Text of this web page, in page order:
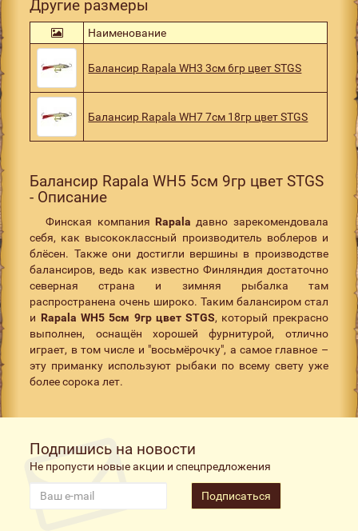
Другие размеры
Наименование
Балансир Rapala WH3 3см 6гр цвет STGS
Балансир Rapala WH7 7см 18гр цвет STGS
Балансир Rapala WH5 5см 9гр цвет STGS
- Описание
Финская компания Rapala давно зарекомендовала
себя, как высококлассный производитель воблеров и
блёсен. Также они достигли вершины в производстве
балансиров, ведь как известно Финляндия достаточно
северная страна и зимняя рыбалка там
распространена очень широко. Таким балансиром стал
и Rapala WH5 5см 9гр цвет STGS, который прекрасно
выполнен, оснащён хорошей фурнитурой, отлично
играет, в том числе и "восьмёрочку", а самое главное –
эту приманку используют рыбаки по всему свету уже
более сорока лет.
Подпишись на новости
Не пропусти новые акции и спецпредложения
Подписаться